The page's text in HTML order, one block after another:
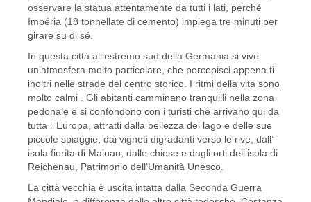
osservare la statua attentamente da tutti i lati, perché
Impéria (18 tonnellate di cemento) impiega tre minuti per
girare su di sé.
In questa città all’estremo sud della Germania si vive
un’atmosfera molto particolare, che percepisci appena ti
inoltri nelle strade del centro storico. I ritmi della vita sono
molto calmi . Gli abitanti camminano tranquilli nella zona
pedonale e si confondono con i turisti che arrivano qui da
tutta l’ Europa, attratti dalla bellezza del lago e delle sue
piccole spiaggie, dai vigneti digradanti verso le rive, dall’
isola fiorita di Mainau, dalle chiese e dagli orti dell’isola di
Reichenau, Patrimonio dell’Umanità Unesco.
La città vecchia è uscita intatta dalla Seconda Guerra